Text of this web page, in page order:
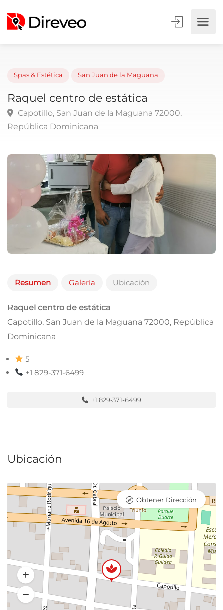
Raquel centro de estática
Capotillo, San Juan de la Maguana 72000,
Resumen Galería Ubicación
Raquel centro de estática
Capotillo, San Juan de la Maguana 72000, República
Dominicana
5
+1 829-371-6499
+1 829-371-6499
Ubicación
Obtener Dirección